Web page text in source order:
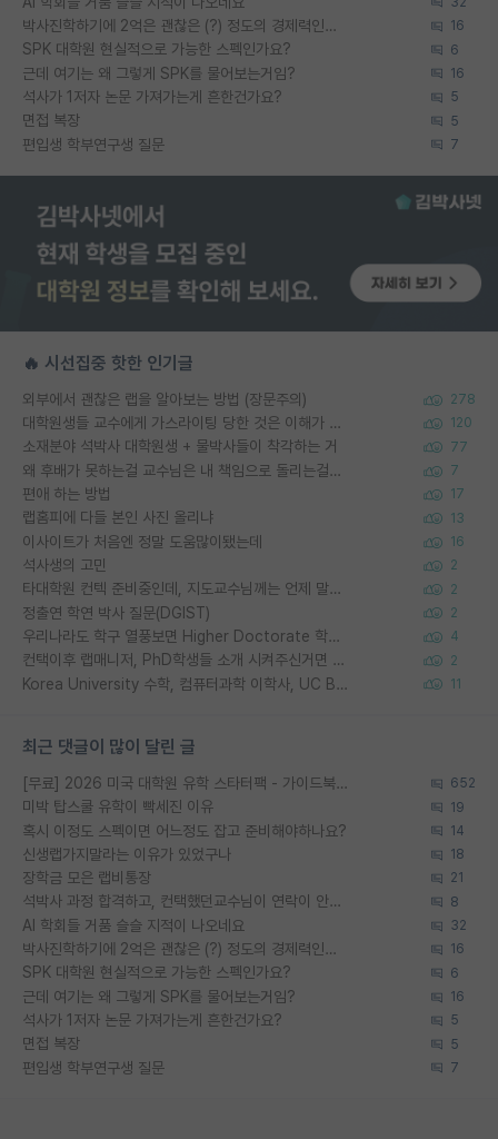
박사진학하기에 2억은 괜찮은 (?) 정도의 경제력인가요 16
SPK 대학원 현실적으로 가능한 스펙인가요? 6
근데 여기는 왜 그렇게 SPK를 물어보는거임? 16
석사가 1저자 논문 가져가는게 흔한건가요? 5
면접 복장 5
편입생 학부연구생 질문 7
🔥 시선집중 핫한 인기글
외부에서 괜찮은 랩을 알아보는 방법 (장문주의) 278
대학원생들 교수에게 가스라이팅 당한 것은 이해가 갑니다. 안타깝네요. 120
소재분야 석박사 대학원생 + 물박사들이 착각하는 거 77
왜 후배가 못하는걸 교수님은 내 책임으로 돌리는걸까요? 7
편애 하는 방법 17
랩홈피에 다들 본인 사진 올리냐 13
이사이트가 처음엔 정말 도움많이됐는데 16
석사생의 고민 2
타대학원 컨텍 준비중인데, 지도교수님께는 언제 말씀드려야 할까요? 2
정출연 학연 박사 질문(DGIST) 2
우리나라도 학구 열풍보면 Higher Doctorate 학위가 필요하다고 봅니다. 4
컨택이후 랩매니저, PhD학생들 소개 시켜주신거면 거의 컨펌에 가깝나요? 2
Korea University 수학, 컴퓨터과학 이학사, UC Berkeley 산업공학 대학원 공학박사가 되는 것은 쉽지 않겠죠? 11
최근 댓글이 많이 달린 글
[무료] 2026 미국 대학원 유학 스타터팩 - 가이드북 & 합격자 컨택메일 템플릿 652
미박 탑스쿨 유학이 빡세진 이유 19
혹시 이정도 스펙이면 어느정도 잡고 준비해야하나요? 14
신생랩가지말라는 이유가 있었구나 18
장학금 모은 랩비통장 21
석박사 과정 합격하고, 컨택했던교수님이 연락이 안됩니다... 8
AI 학회들 거품 슬슬 지적이 나오네요 32
박사진학하기에 2억은 괜찮은 (?) 정도의 경제력인가요 16
SPK 대학원 현실적으로 가능한 스펙인가요? 6
근데 여기는 왜 그렇게 SPK를 물어보는거임? 16
석사가 1저자 논문 가져가는게 흔한건가요? 5
면접 복장 5
편입생 학부연구생 질문 7